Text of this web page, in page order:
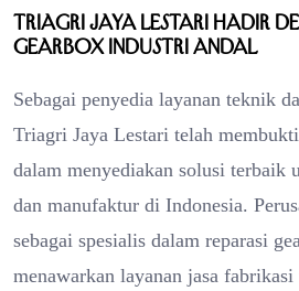
Triagri Jaya Lestari Hadir
Gearbox Industri Andal
Sebagai penyedia layanan teknik
Triagri Jaya Lestari telah
dalam menyediakan solusi terbaik
dan manufaktur di Indonesia.
sebagai spesialis dalam reparasi
menawarkan layanan jasa